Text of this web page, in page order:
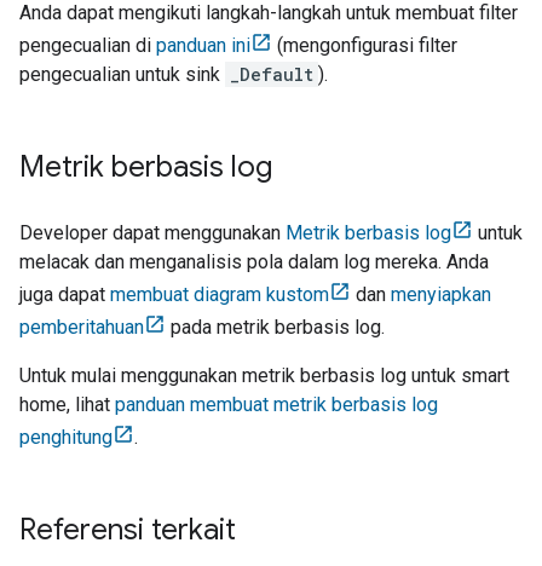
Anda dapat mengikuti langkah-langkah untuk membuat filter
pengecualian di panduan ini
(mengonfigurasi filter
pengecualian untuk sink
_Default ).
Metrik berbasis log
Developer dapat menggunakan Metrik berbasis log
untuk
melacak dan menganalisis pola dalam log mereka. Anda
juga dapat membuat diagram kustom dan menyiapkan
pemberitahuan
pada metrik berbasis log.
Untuk mulai menggunakan metrik berbasis log untuk smart
home, lihat panduan membuat metrik berbasis log
penghitung
.
Referensi terkait